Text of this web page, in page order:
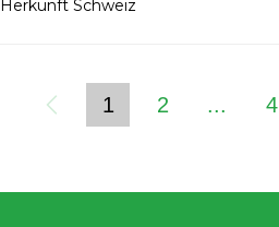
Herkunft Schweiz
1 2 ... 4